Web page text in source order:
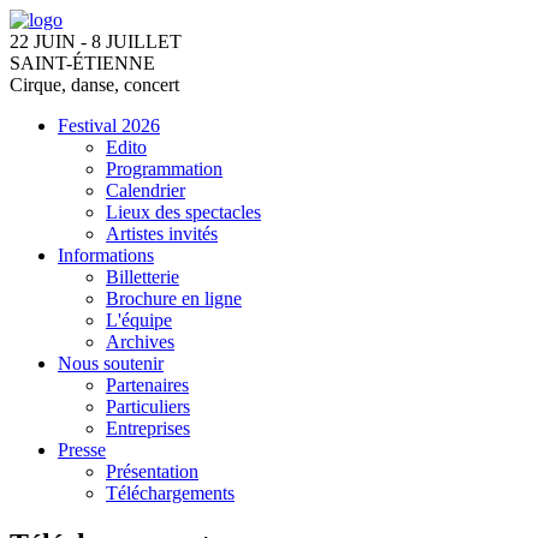
22 JUIN - 8 JUILLET
SAINT-ÉTIENNE
Cirque, danse, concert
Festival 2026
Edito
Programmation
Calendrier
Lieux des spectacles
Artistes invités
Informations
Billetterie
Brochure en ligne
L'équipe
Archives
Nous soutenir
Partenaires
Particuliers
Entreprises
Presse
Présentation
Téléchargements